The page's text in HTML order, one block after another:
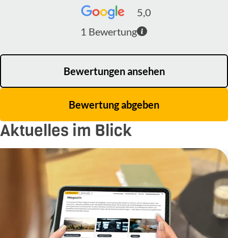
5,0
1 Bewertung
Bewertungen ansehen
Bewertung abgeben
Aktuelles im Blick